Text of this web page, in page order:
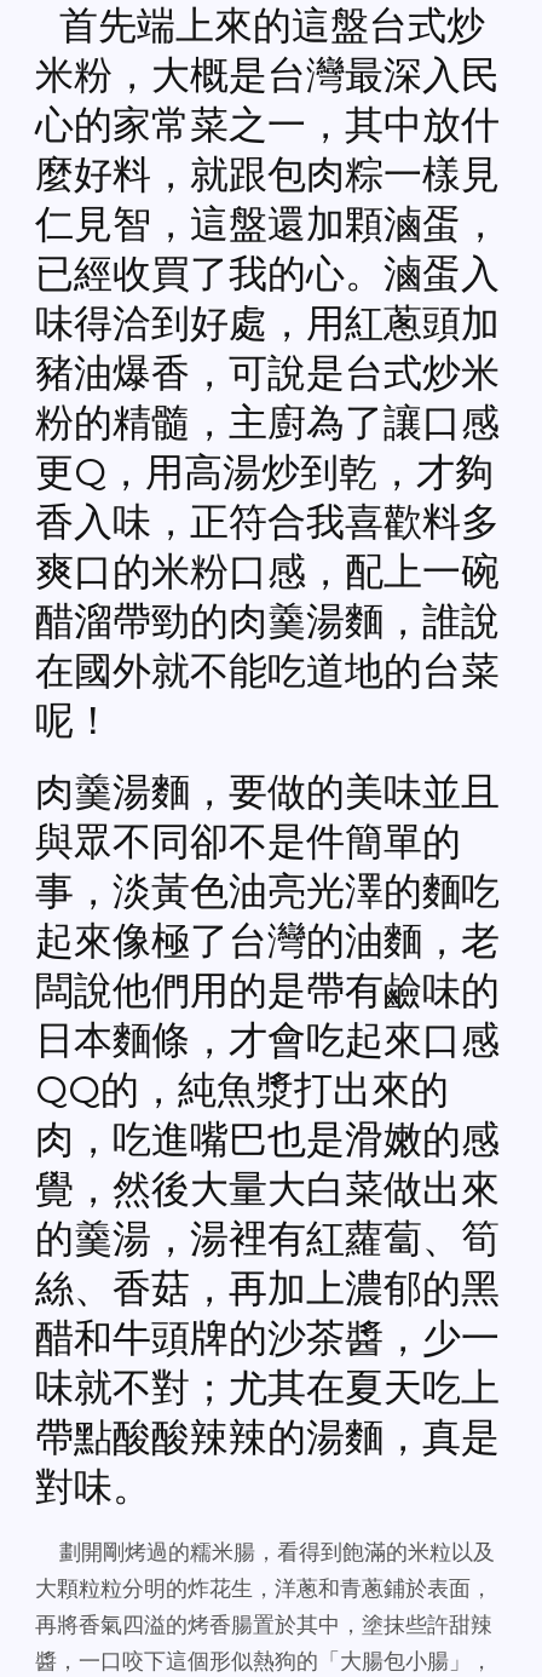
首先端上來的這盤台式炒
米粉，大概是台灣最深入民
心的家常菜之一，其中放什
麼好料，就跟包肉粽一樣見
仁見智，這盤還加顆滷蛋，
已經收買了我的心。滷蛋入
味得洽到好處，用紅蔥頭加
豬油爆香，可說是台式炒米
粉的精髓，主廚為了讓口感
更Q，用高湯炒到乾，才夠
香入味，正符合我喜歡料多
爽口的米粉口感，配上一碗
醋溜帶勁的肉羹湯麵，誰說
在國外就不能吃道地的台菜
呢！
肉羹湯麵，要做的美味並且
與眾不同卻不是件簡單的
事，淡黃色油亮光澤的麵吃
起來像極了台灣的油麵，老
闆說他們用的是帶有鹼味的
日本麵條，才會吃起來口感
QQ的，純魚漿打出來的
肉，吃進嘴巴也是滑嫩的感
覺，然後大量大白菜做出來
的羹湯，湯裡有紅蘿蔔、筍
絲、香菇，再加上濃郁的黑
醋和牛頭牌的沙茶醬，少一
味就不對；尤其在夏天吃上
帶點酸酸辣辣的湯麵，真是
對味。
劃開剛烤過的糯米腸，看得到飽滿的米粒以及
大顆粒粒分明的炸花生，洋蔥和青蔥鋪於表面，
再將香氣四溢的烤香腸置於其中，塗抹些許甜辣
醬，一口咬下這個形似熱狗的「大腸包小腸」，